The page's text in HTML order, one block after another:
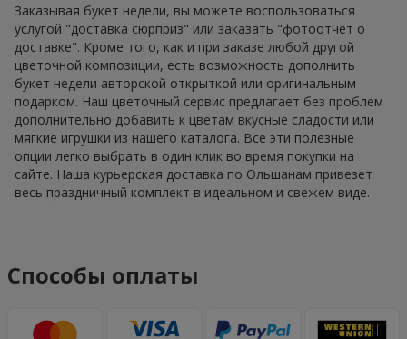
Заказывая букет недели, вы можете воспользоваться
услугой "доставка сюрприз" или заказать "фотоотчет о
доставке". Кроме того, как и при заказе любой другой
цветочной композиции, есть возможность дополнить
букет недели авторской открыткой или оригинальным
подарком. Наш цветочный сервис предлагает без проблем
дополнительно добавить к цветам вкусные сладости или
мягкие игрушки из нашего каталога. Все эти полезные
опции легко выбрать в один клик во время покупки на
сайте. Наша курьерская доставка по Ольшанам привезет
весь праздничный комплект в идеальном и свежем виде.
Способы оплаты